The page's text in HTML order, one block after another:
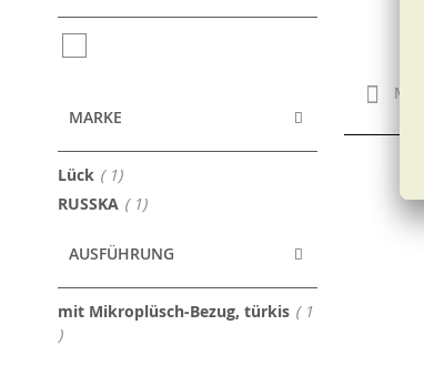
MARKE
Lück 1Artikel
RUSSKA 1Artikel
AUSFÜHRUNG
mit Mikroplüsch-Bezug, türkis 1
Artikel